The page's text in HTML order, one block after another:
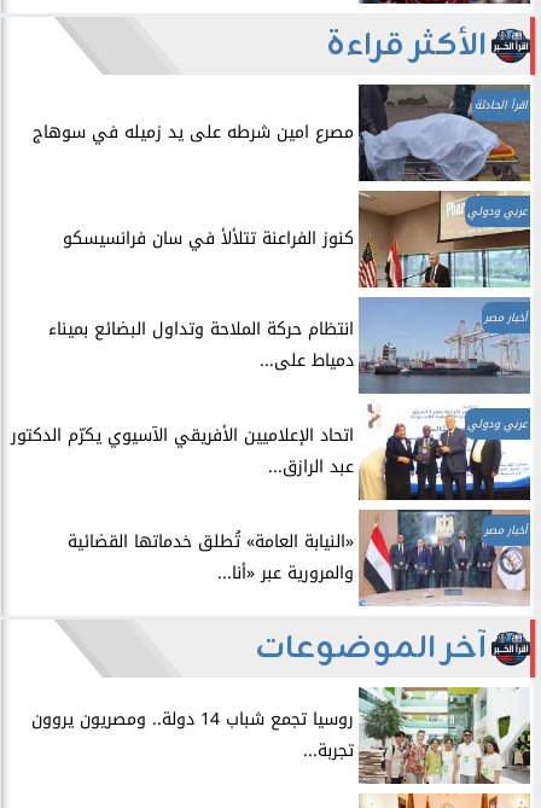
الأكثر قراءة
اقرأ الحادثة
مصرع امين شرطه على يد زميله في سوهاج
عربي ودولي
​كنوز الفراعنة تتلألأ في سان فرانسيسكو
أخبار مصر
انتظام حركة الملاحة وتداول البضائع بميناء
دمياط على...
عربي ودولي
اتحاد الإعلاميين الأفريقي الآسيوي يكرّم الدكتور
عبد الرازق...
أخبار مصر
​«النيابة العامة» تُطلق خدماتها القضائية
والمرورية عبر «أنا...
آخر الموضوعات
روسيا تجمع شباب 14 دولة.. ومصريون يروون
تجربة...